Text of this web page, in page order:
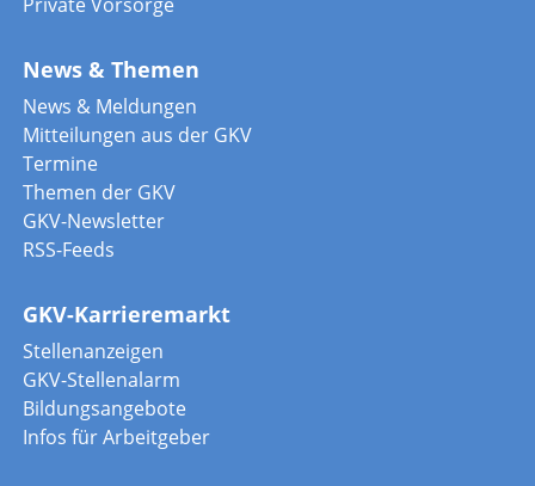
News & Themen
News & Meldungen
Mitteilungen aus der GKV
Termine
Themen der GKV
GKV-Newsletter
RSS-Feeds
GKV-Karrieremarkt
Stellenanzeigen
GKV-Stellenalarm
Bildungsangebote
Infos für Arbeitgeber